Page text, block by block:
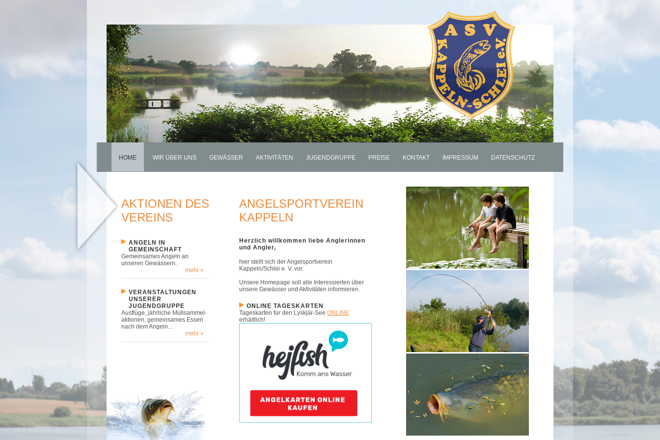
HOME WIR ÜBER UNS GEWÄSSER AKTIVITÄTEN JUGENDGRUPPE PREISE KONTAKT IMPRESSUM DATENSCHUTZ
AKTIONEN DES
VEREINS
ANGELN IN
GEMEINSCHAFT
Gemeinsames Angeln an
unseren Gewässern.
mehr »
VERANSTALTUNGEN
UNSERER
JUGENDGRUPPE
Ausflüge, jährliche Müllsammel-
aktionen, gemeinsames Essen
nach dem Angeln...
mehr »
ANGELSPORTVEREIN
KAPPELN
Herzlich willkommen liebe Anglerinnen
und Angler,
hier stellt sich der Angelsportverein
Kappeln/Schlei e. V. vor.
Unsere Homepage soll alle Interessierten über
unsere Gewässer und Aktivitäten informieren.
ONLINE TAGESKARTEN
Tageskarten für den Lyskjär-See ONLINE
erhältlich!